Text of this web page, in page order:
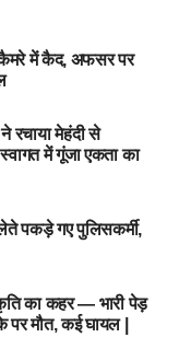
कैमरे में कैद, अफसर पर
रचाया मेहंदी से
में गूंजा एकता का
लेते पकड़े गए पुलिसकर्मी,
का कहर — भारी पेड़
मौत, कई घायल |